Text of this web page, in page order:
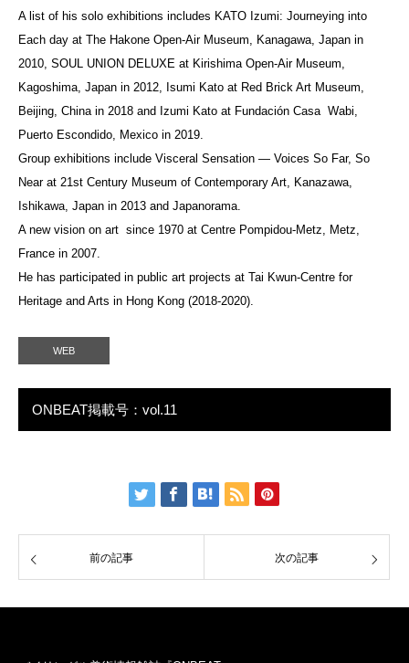
A list of his solo exhibitions includes KATO Izumi: Journeying into
Each day at The Hakone Open-Air Museum, Kanagawa, Japan in
2010, SOUL UNION DELUXE at Kirishima Open-Air Museum,
Kagoshima, Japan in 2012, Isumi Kato at Red Brick Art Museum,
Beijing, China in 2018 and Izumi Kato at Fundación Casa Wabi,
Puerto Escondido, Mexico in 2019.
Group exhibitions include Visceral Sensation ― Voices So Far, So
Near at 21st Century Museum of Contemporary Art, Kanazawa,
Ishikawa, Japan in 2013 and Japanorama.
A new vision on art since 1970 at Centre Pompidou-Metz, Metz,
France in 2007.
He has participated in public art projects at Tai Kwun-Centre for
Heritage and Arts in Hong Kong (2018-2020).
WEB
ONBEAT掲載号：vol.11
前の記事 次の記事